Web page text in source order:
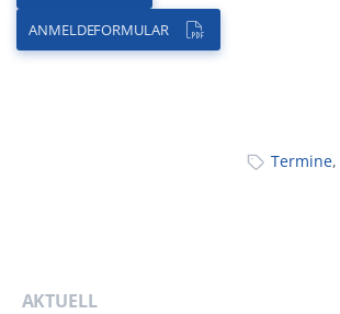
ANMELDEFORMULAR
Termine,
AKTUELL